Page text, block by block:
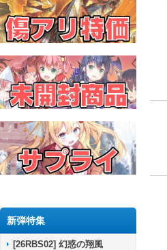
新弾特集
[26RBS02] 幻惑の翔風